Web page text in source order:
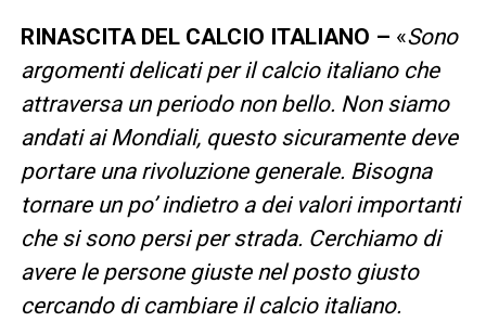
RINASCITA DEL CALCIO ITALIANO – «Sono
argomenti delicati per il calcio italiano che
attraversa un periodo non bello. Non siamo
andati ai Mondiali, questo sicuramente deve
portare una rivoluzione generale. Bisogna
tornare un po’ indietro a dei valori importanti
che si sono persi per strada. Cerchiamo di
avere le persone giuste nel posto giusto
cercando di cambiare il calcio italiano.